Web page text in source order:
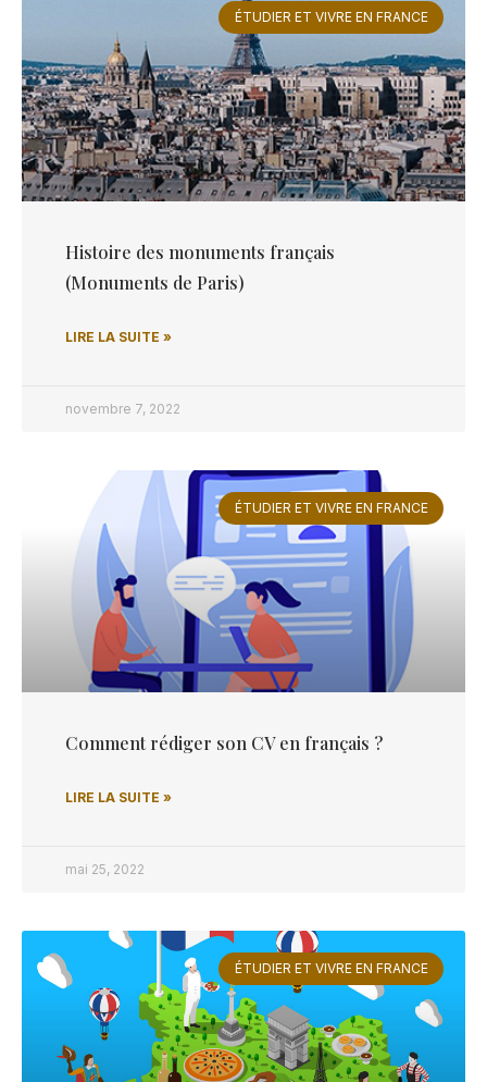
ÉTUDIER ET VIVRE EN FRANCE
Histoire des monuments français
(Monuments de Paris)
LIRE LA SUITE »
novembre 7, 2022
ÉTUDIER ET VIVRE EN FRANCE
Comment rédiger son CV en français ?
LIRE LA SUITE »
mai 25, 2022
ÉTUDIER ET VIVRE EN FRANCE